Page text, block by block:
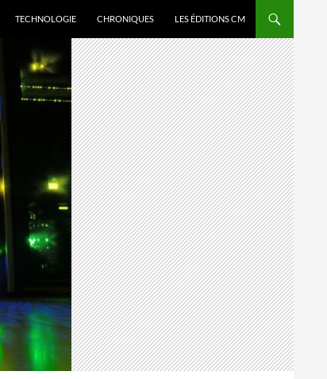
TECHNOLOGIE CHRONIQUES LES ÉDITIONS CM